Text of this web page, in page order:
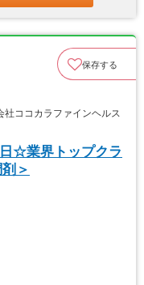
保存する
ココカラファインヘルス
日☆業界トップクラ
＞